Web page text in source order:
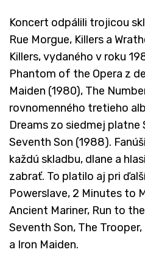
Koncert odpálili trojicou
Rue Morgue, Killers a
Killers, vydaného v roku
Phantom of the Opera z
Maiden (1980), The
rovnomenného tretieho
Dreams zo siedmej platne
Seventh Son (1988).
každú skladbu, dlane a
zabrať. To platilo aj pri
Powerslave, 2 Minutes to
Ancient Mariner, Run to
Seventh Son, The
a Iron Maiden.